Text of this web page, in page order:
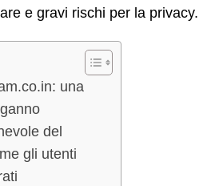
e gravi rischi per la privacy.
una
del
gli utenti